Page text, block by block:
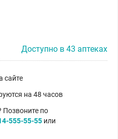
Доступно в 43 аптеках
сайте
на 48 часов
Позвоните по
555-55-55 или